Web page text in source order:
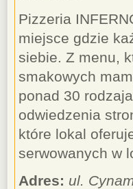
Pizzeria
miejsce gdzie
siebie. Z menu,
smakowych
ponad 30
odwiedzenia
które lokal
serwowanych w
Adres: ul.